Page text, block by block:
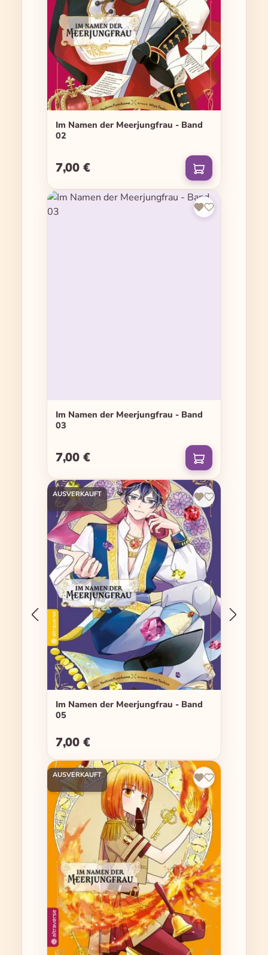
Im Namen der Meerjungfrau - Band
02
Regulärer Preis:
7,00 €
Im Namen der Meerjungfrau - Band
03
Regulärer Preis:
7,00 €
AUSVERKAUFT
Im Namen der Meerjungfrau - Band
05
Regulärer Preis:
7,00 €
AUSVERKAUFT